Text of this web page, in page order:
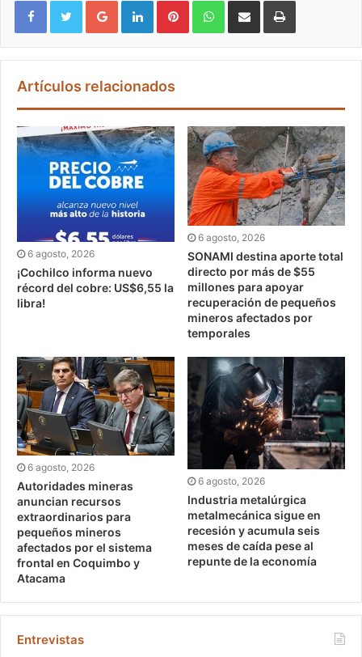
Artículos relacionados
6 agosto, 2026
¡Cochilco informa nuevo
récord del cobre: US$6,55 la
libra!
6 agosto, 2026
SONAMI destina aporte total
directo por más de $55
millones para apoyar
recuperación de pequeños
mineros afectados por
temporales
6 agosto, 2026
Autoridades mineras
anuncian recursos
extraordinarios para
pequeños mineros
afectados por el sistema
frontal en Coquimbo y
Atacama
6 agosto, 2026
Industria metalúrgica
metalmecánica sigue en
recesión y acumula seis
meses de caída pese al
repunte de la economía
Entrevistas